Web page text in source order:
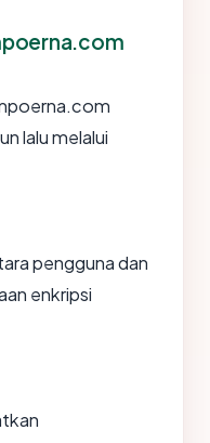
lalu melalui
pengguna dan
enkripsi